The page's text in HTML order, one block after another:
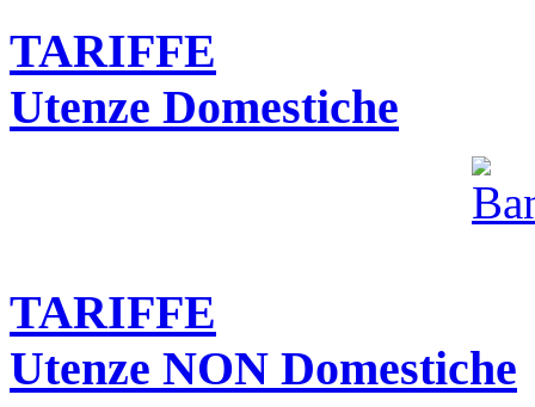
TARIFFE
Utenze Domestiche
TARIFFE
Utenze NON Domestiche